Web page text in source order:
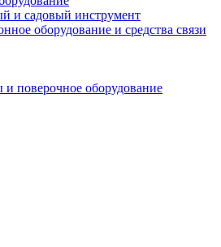
и садовый инструмент
оборудование и средства связи
и поверочное оборудование